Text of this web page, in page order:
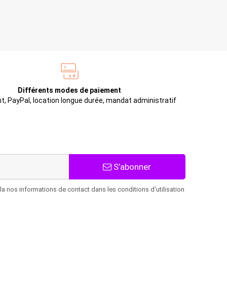
Différents modes de paiement
PayPal, location longue durée, mandat administratif
S’abonner
nos informations de contact dans les conditions d'utilisation